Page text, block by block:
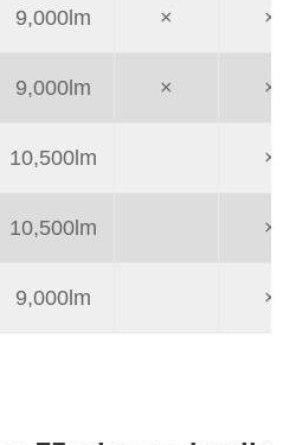
9,000lm × ×
9,000lm × ×
10,500lm ×
10,500lm ×
9,000lm ×